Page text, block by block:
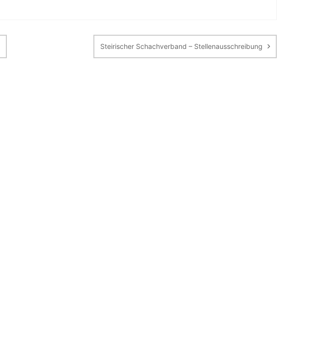
Steirischer Schachverband – Stellenausschreibung